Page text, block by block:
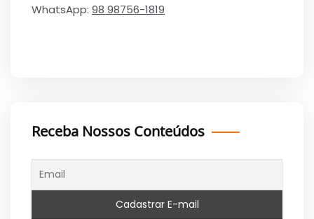
WhatsApp: 98 98756-1819
Receba Nossos Conteúdos